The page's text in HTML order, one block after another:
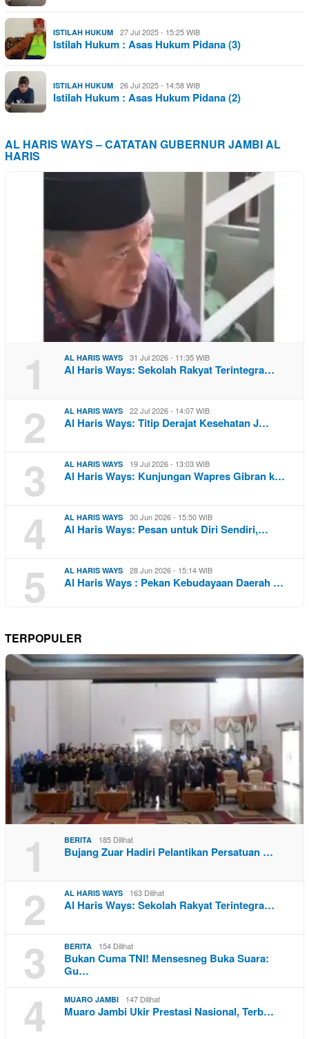
ISTILAH HUKUM 27 Jul 2025 - 15:25 WIB
Istilah Hukum : Asas Hukum Pidana (3)
ISTILAH HUKUM 26 Jul 2025 - 14:58 WIB
Istilah Hukum : Asas Hukum Pidana (2)
AL HARIS WAYS – CATATAN GUBERNUR JAMBI AL
HARIS
1 AL HARIS WAYS 31 Jul 2026 - 11:35 WIB
Al Haris Ways: Sekolah Rakyat Terintegra…
2 AL HARIS WAYS 22 Jul 2026 - 14:07 WIB
Al Haris Ways: Titip Derajat Kesehatan J…
3 AL HARIS WAYS 19 Jul 2026 - 13:03 WIB
Al Haris Ways: Kunjungan Wapres Gibran k…
4 AL HARIS WAYS 30 Jun 2026 - 15:50 WIB
Al Haris Ways: Pesan untuk Diri Sendiri,…
5 AL HARIS WAYS 28 Jun 2026 - 15:14 WIB
Al Haris Ways : Pekan Kebudayaan Daerah …
TERPOPULER
1 BERITA 185 Dilihat
Bujang Zuar Hadiri Pelantikan Persatuan …
2 AL HARIS WAYS 163 Dilihat
Al Haris Ways: Sekolah Rakyat Terintegra…
3 BERITA 154 Dilihat
Bukan Cuma TNI! Mensesneg Buka Suara:
Gu…
4 MUARO JAMBI 147 Dilihat
Muaro Jambi Ukir Prestasi Nasional, Terb…